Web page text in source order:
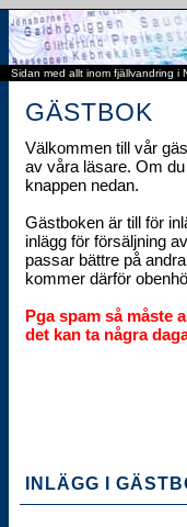
Sidan med allt inom fjällvandring i
GÄSTBOK
Välkommen till vår
av våra läsare. Om
knappen nedan.
Gästboken är till för
inlägg för försäljning
passar bättre på
kommer därför
Pga spam så måste
det kan ta några
INLÄGG I